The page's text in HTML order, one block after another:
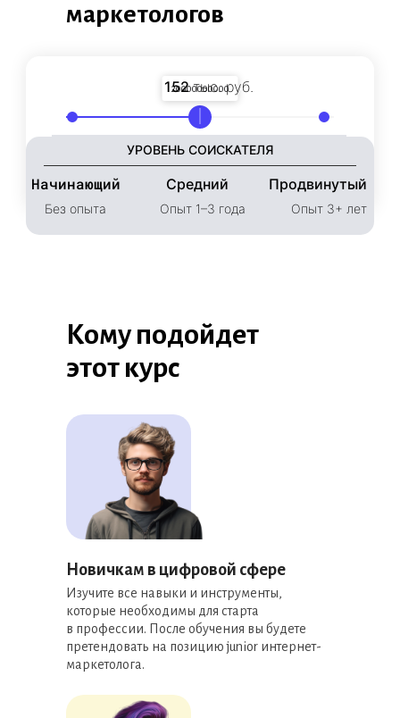
маркетологов
20000000000
УРОВЕНЬ СОИСКАТЕЛЯ
Начинающий Продвинутый
Средний
152тыс. руб.
Без опыта Опыт 1–3 года Опыт 3+ лет
Кому подойдет
этот курс
Новичкам в цифровой сфере
Изучите все навыки и инструменты,
которые необходимы для старта
в профессии. После обучения вы будете
претендовать на позицию junior интернет-
маркетолога.